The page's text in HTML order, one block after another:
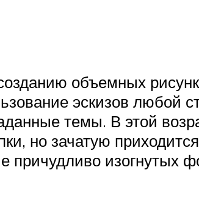
объемных
эскизов любой
темы. В этой
но зачатую
причудливо изогнутых